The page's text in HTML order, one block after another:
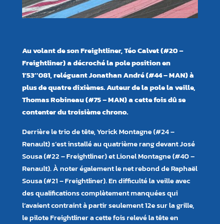
Au volant de son Freightliner, Téo Calvet (#20 –
Freightliner) a décroché la pole position en
1’53’’081, reléguant Jonathan André (#44 – MAN) à
plus de quatre dixièmes. Auteur de la pole la veille,
Thomas Robineau (#75 – MAN) a cette fois dû se
contenter du troisième chrono.
Derrière le trio de tête, Yorick Montagne (#24 –
Renault) s’est installé au quatrième rang devant José
Sousa (#22 – Freightliner) et Lionel Montagne (#40 –
Renault). À noter également le net rebond de Raphaël
Sousa (#21 – Freightliner). En difficulté la veille avec
des qualifications complètement manquées qui
l’avaient contraint à partir seulement 12e sur la grille,
le pilote Freightliner a cette fois relevé la tête en